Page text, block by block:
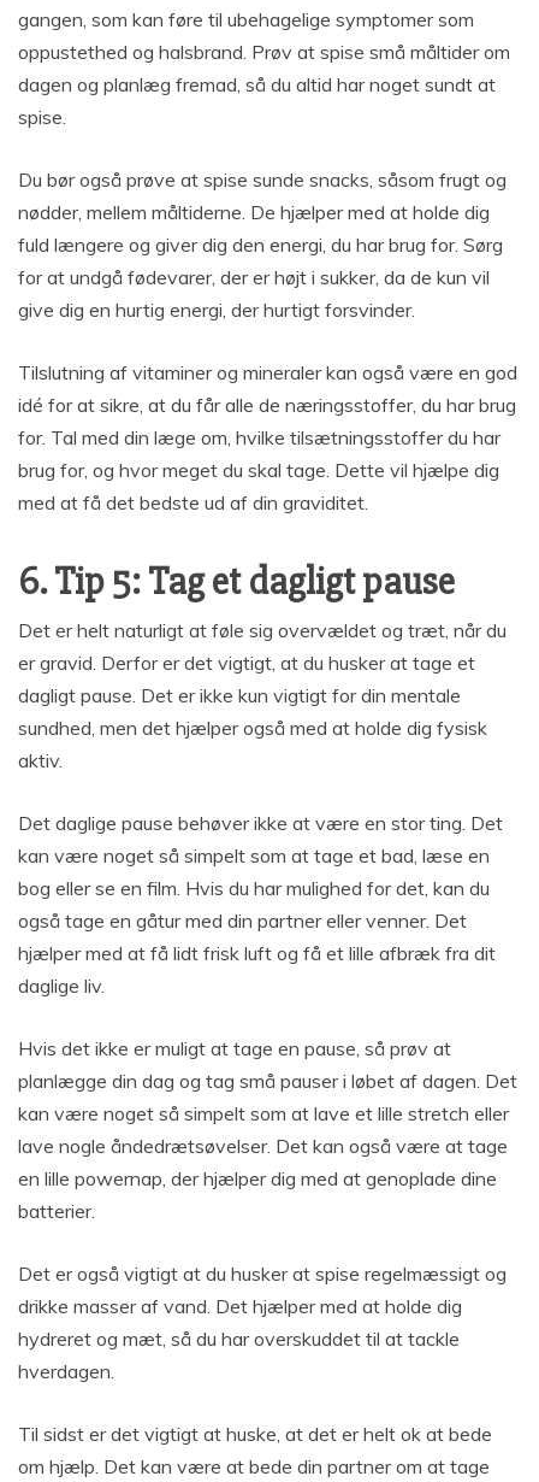
gangen, som kan føre til ubehagelige symptomer som
oppustethed og halsbrand. Prøv at spise små måltider om
dagen og planlæg fremad, så du altid har noget sundt at
spise.
Du bør også prøve at spise sunde snacks, såsom frugt og
nødder, mellem måltiderne. De hjælper med at holde dig
fuld længere og giver dig den energi, du har brug for. Sørg
for at undgå fødevarer, der er højt i sukker, da de kun vil
give dig en hurtig energi, der hurtigt forsvinder.
Tilslutning af vitaminer og mineraler kan også være en god
idé for at sikre, at du får alle de næringsstoffer, du har brug
for. Tal med din læge om, hvilke tilsætningsstoffer du har
brug for, og hvor meget du skal tage. Dette vil hjælpe dig
med at få det bedste ud af din graviditet.
6. Tip 5: Tag et dagligt pause
Det er helt naturligt at føle sig overvældet og træt, når du
er gravid. Derfor er det vigtigt, at du husker at tage et
dagligt pause. Det er ikke kun vigtigt for din mentale
sundhed, men det hjælper også med at holde dig fysisk
aktiv.
Det daglige pause behøver ikke at være en stor ting. Det
kan være noget så simpelt som at tage et bad, læse en
bog eller se en film. Hvis du har mulighed for det, kan du
også tage en gåtur med din partner eller venner. Det
hjælper med at få lidt frisk luft og få et lille afbræk fra dit
daglige liv.
Hvis det ikke er muligt at tage en pause, så prøv at
planlægge din dag og tag små pauser i løbet af dagen. Det
kan være noget så simpelt som at lave et lille stretch eller
lave nogle åndedrætsøvelser. Det kan også være at tage
en lille powernap, der hjælper dig med at genoplade dine
batterier.
Det er også vigtigt at du husker at spise regelmæssigt og
drikke masser af vand. Det hjælper med at holde dig
hydreret og mæt, så du har overskuddet til at tackle
hverdagen.
Til sidst er det vigtigt at huske, at det er helt ok at bede
om hjælp. Det kan være at bede din partner om at tage